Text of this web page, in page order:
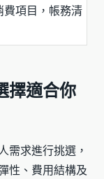
費項目，帳務清
擇適合你
需求進行挑選，
性、費用結構及